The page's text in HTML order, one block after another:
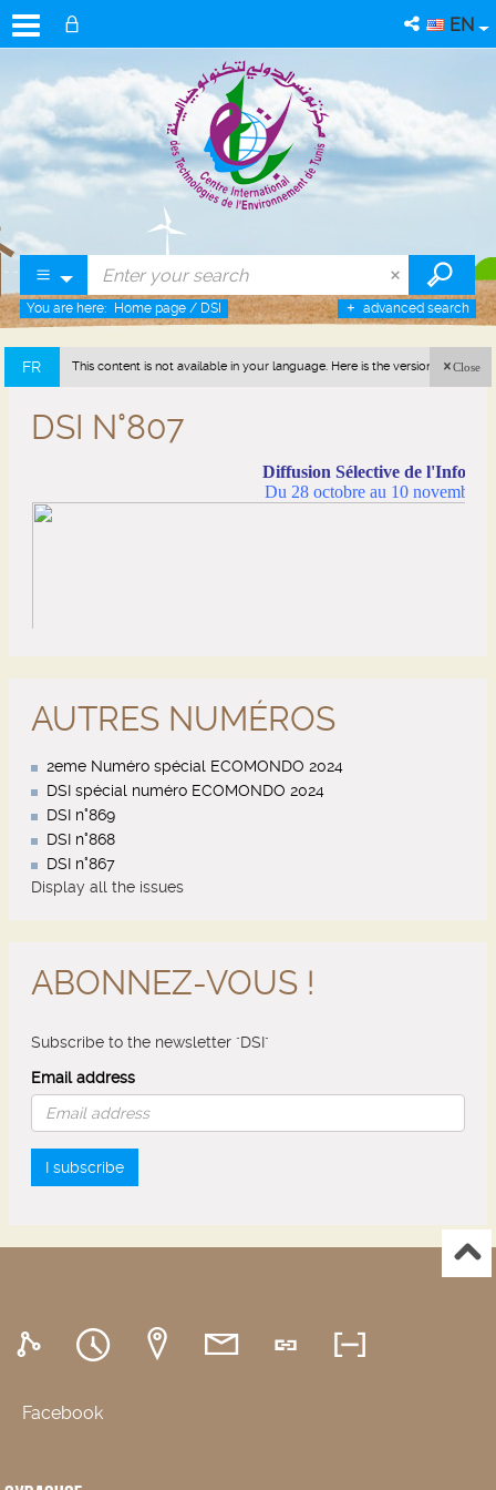
EN
advanced search
You are here: Home page / DSI
FR This content is not available in your language. Here is the version in french
Close
DSI N°807
AUTRES NUMÉROS
2eme Numéro spécial ECOMONDO 2024
DSI spécial numéro ECOMONDO 2024
DSI n°869
DSI n°868
DSI n°867
Display all the issues
ABONNEZ-VOUS !
Subscribe to the newsletter "DSI"
Email address
I subscribe
Facebook